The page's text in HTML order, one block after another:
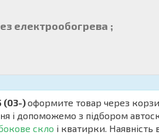
електрообогрева ;
(03-)оформите товар через
і допоможемо з підбором
скло і кватирки. Наявність